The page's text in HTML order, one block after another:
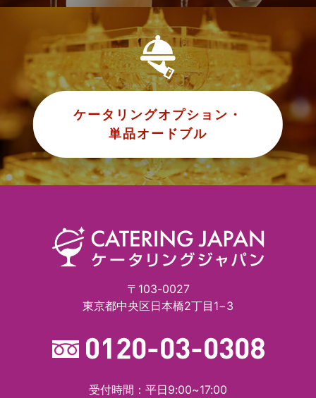
ケータリングオプション・
単品オードブル
〒103-0027
東京都中央区日本橋2丁目1−3
受付時間：平日9:00~17:00